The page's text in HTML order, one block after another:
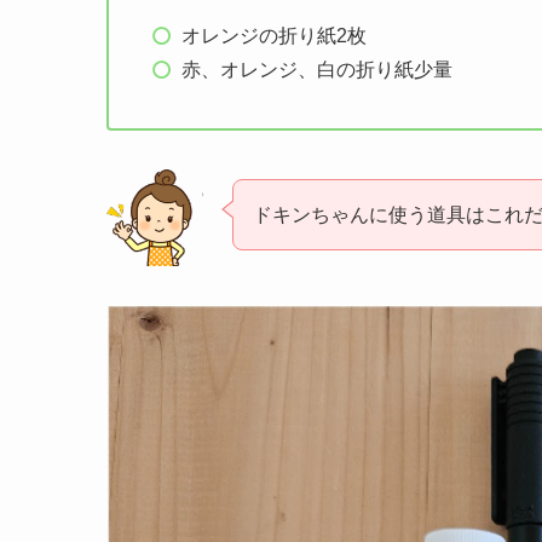
オレンジの折り紙2枚
赤、オレンジ、白の折り紙少量
ドキンちゃんに使う道具はこれ